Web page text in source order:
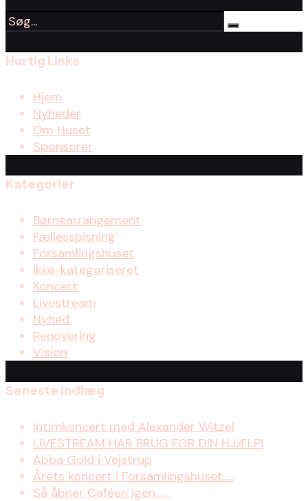
Hurtig Links
Hjem
Nyheder
Om Huset
Sponsorer
Kategorier
Børnearrangement
Fællesspisning
Forsamlingshuset
Ikke-kategoriseret
Koncert
Livestream
Nyhed
Renovering
Vision
Seneste indlæg
Intimkoncert med Alexander Witzel
LIVESTREAM HAR BRUG FOR DIN HJÆLP!
Abba Gold i Vejstrup
Årets koncert i Forsamlingshuset…..
Så åbner Caféen igen…….